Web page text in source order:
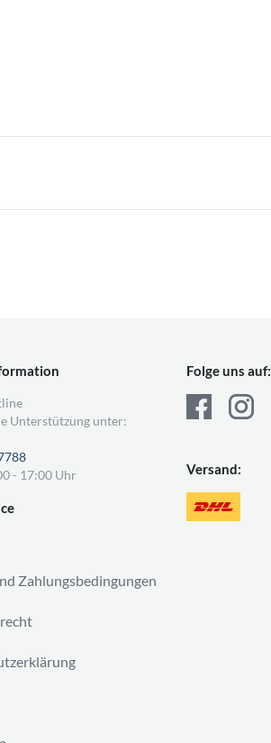
Unterstützung unter:
- 17:00 Uhr
Zahlungsbedingungen
Folge uns auf:
Versand: